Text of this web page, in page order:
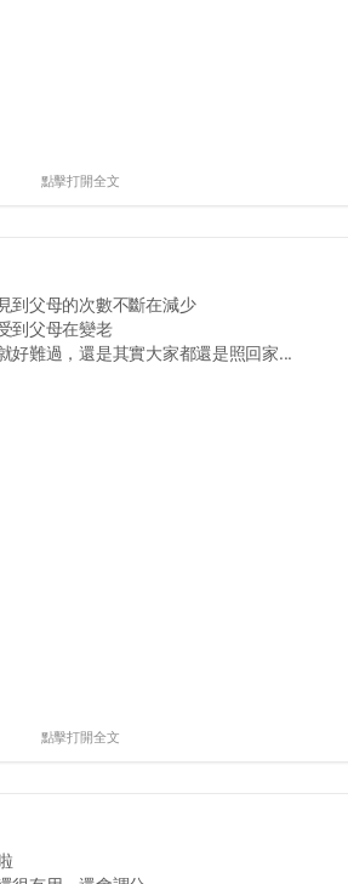
點擊打開全文
到父母的次數不斷在減少
到父母在變老
好難過，還是其實大家都還是照回家...
點擊打開全文